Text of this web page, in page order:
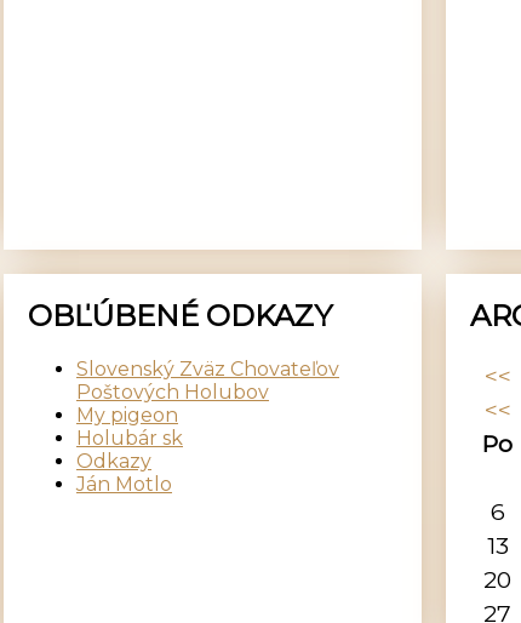
OBĽÚBENÉ ODKAZY
Slovenský Zväz Chovateľov
Poštových Holubov
My pigeon
Holubár sk
Odkazy
Ján Motlo
<<
<<
Po
6
13
20
27